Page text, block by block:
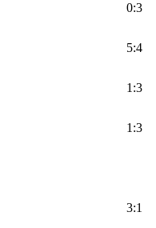
0:3
5:4
1:3
1:3
3:1